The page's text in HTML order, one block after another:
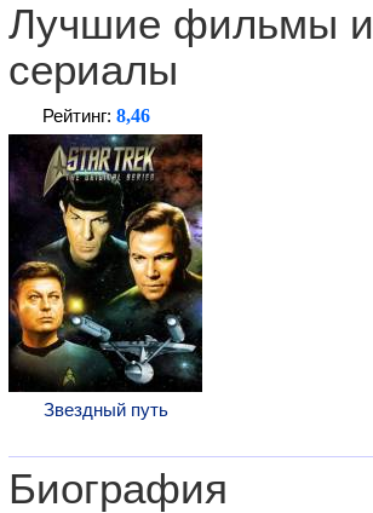
Лучшие фильмы и
сериалы
Рейтинг: 8,46
Звездный путь
Биография